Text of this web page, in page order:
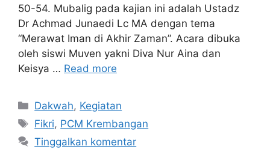
50-54. Mubalig pada kajian ini adalah Ustadz
Dr Achmad Junaedi Lc MA dengan tema
“Merawat Iman di Akhir Zaman”. Acara dibuka
oleh siswi Muven yakni Diva Nur Aina dan
Keisya … Read more
Kategori
Dakwah, Kegiatan
Tag
Fikri, PCM Krembangan
Tinggalkan komentar